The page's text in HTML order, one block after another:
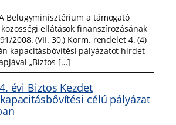
Belügyminisztérium a támogató
ellátások finanszírozásának
2008. (VII. 30.) Korm. rendelet 4. (4)
kapacitásbővítési pályázatot hirdet
„Biztos […]
évi Biztos Kezdet
célú pályázat